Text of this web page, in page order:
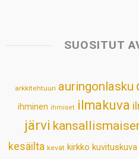
s
p
b
k
SUOSITUT
arkkitehtuuri auringonlasku
ihminen ihmiset ilmakuva
järvi
kesäilta kevät kirkko kuvituskuva